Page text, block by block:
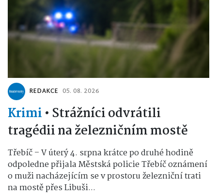
REDAKCE 05. 08. 2026
Krimi • Strážníci odvrátili
tragédii na železničním mostě
Třebíč – V úterý 4. srpna krátce po druhé hodině
odpoledne přijala Městská policie Třebíč oznámení
o muži nacházejícím se v prostoru železniční trati
na mostě přes Libuši...